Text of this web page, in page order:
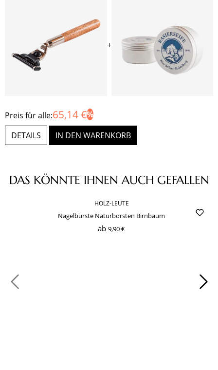
+
Preis für alle:65,14 €
DETAILS IN DEN WARENKORB
Produktgalerie überspringen
DAS KÖNNTE IHNEN AUCH GEFALLEN
HOLZ-LEUTE
Nagelbürste Naturborsten Birnbaum
ab 9,90 €